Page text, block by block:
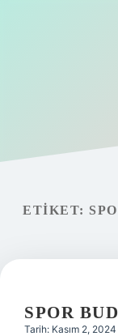
Gizlilik Politikası
ETIKET:
SPOR
Tarih: Kasım 2, 2024